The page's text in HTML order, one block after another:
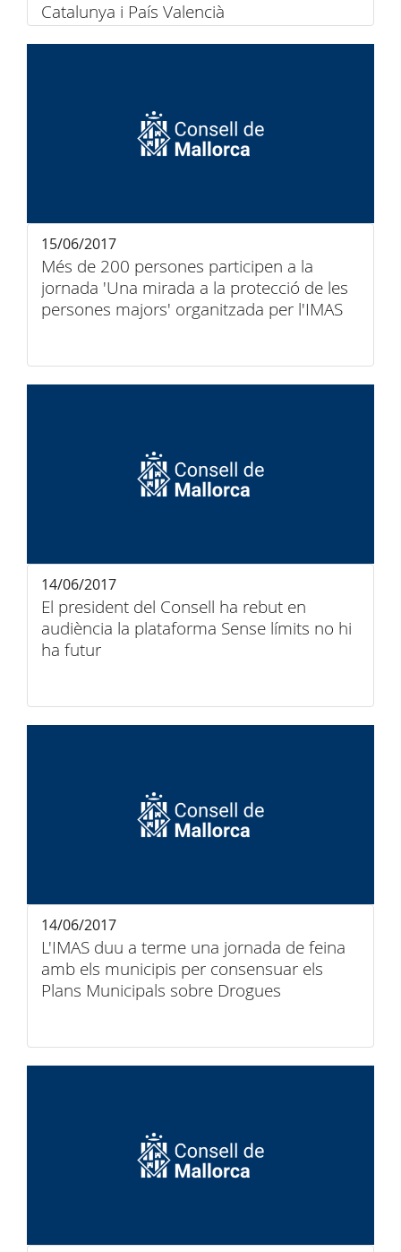
Catalunya i País Valencià
Més de 200 persones participen a la
jornada 'Una mirada a la protecció de les
persones majors' organitzada per l'IMAS
15/06/2017
El president del Consell ha rebut en
audiència la plataforma Sense límits no hi
ha futur
14/06/2017
L'IMAS duu a terme una jornada de feina
amb els municipis per consensuar els
Plans Municipals sobre Drogues
14/06/2017